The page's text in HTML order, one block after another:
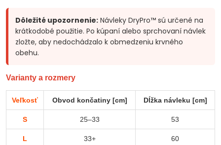
Dôležité upozornenie: Návleky DryPro™ sú určené na
krátkodobé použitie. Po kúpaní alebo sprchovaní návlek
zložte, aby nedochádzalo k obmedzeniu krvného
obehu.
Varianty a rozmery
Veľkosť Obvod končatiny [cm] Dĺžka návleku [cm]
S 25–33 53
L 33+ 60